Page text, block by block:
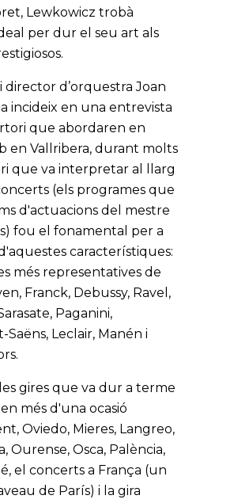
Lewkowicz trobà
per dur el seu art als
director d’orquestra Joan
incideix en una entrevista
que abordaren en
en Vallribera, durant molts
que va interpretar al llarg
(els programes que
d'actuacions del mestre
fou el fonamental per a
característiques:
més representatives de
Franck, Debussy, Ravel,
Paganini,
Saëns, Leclair, Manén i
gires que va dur a terme
més d'una ocasió
Oviedo, Mieres, Langreo,
Ourense, Osca, Palència,
el concerts a França (un
de París) i la gira